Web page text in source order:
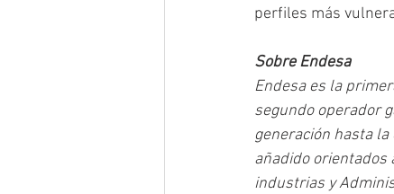
perfiles más
Sobre Endesa
Endesa es la
segundo operador
generación hasta
añadido orientados
industrias y